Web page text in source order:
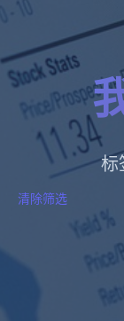
标
清除筛选